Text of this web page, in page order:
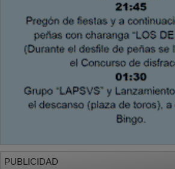
PUBLICIDAD